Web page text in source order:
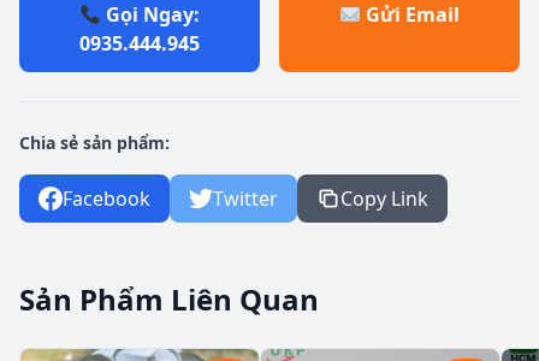
Gọi Ngay:
0935.444.945
Gửi Email
Chia sẻ sản phẩm:
Facebook Twitter Copy Link
Sản Phẩm Liên Quan